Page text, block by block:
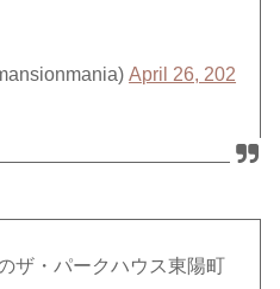
April 26, 202
ザ・パークハウス東陽町